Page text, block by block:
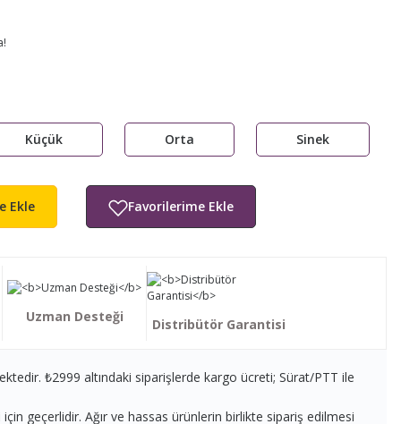
Küçük Orta Sinek
Ekle
Uzman Desteği Distribütör Garantisi
₺2999 altındaki siparişlerde kargo ücreti; Sürat/PTT ile
geçerlidir. Ağır ve hassas ürünlerin birlikte sipariş edilmesi